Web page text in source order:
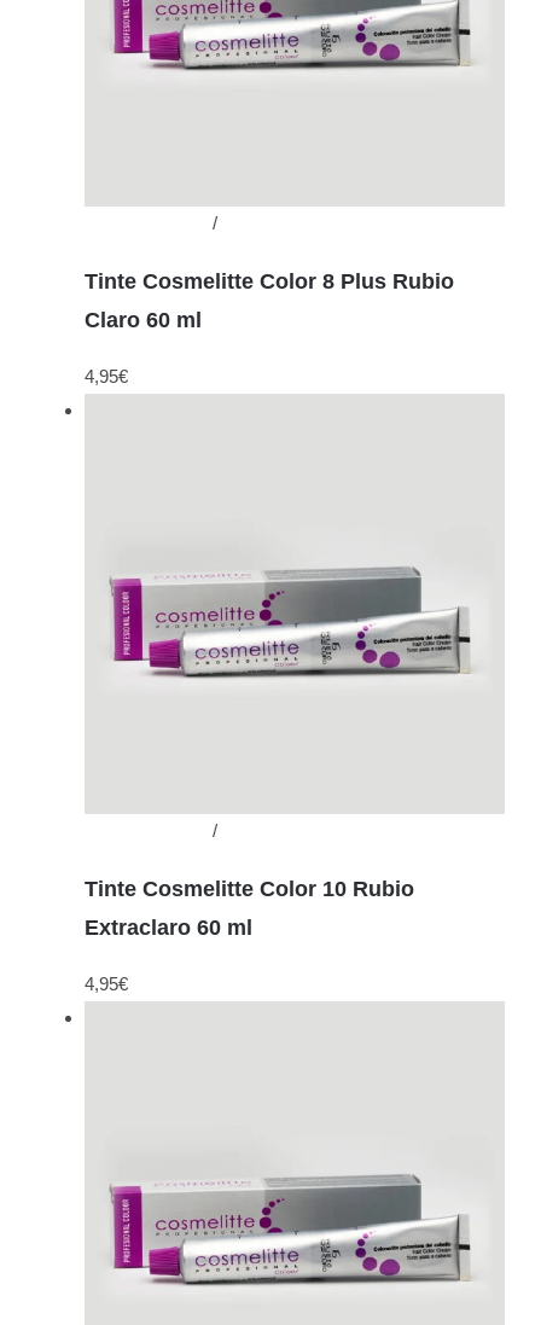
/
Tinte Cosmelitte Color 8 Plus Rubio
Claro 60 ml
4,95€
/
Tinte Cosmelitte Color 10 Rubio
Extraclaro 60 ml
4,95€